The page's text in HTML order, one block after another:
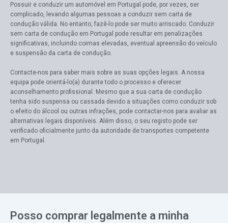
Possuir e conduzir um automóvel em Portugal pode, por vezes, ser
complicado, levando algumas pessoas a conduzir sem carta de
condução válida. No entanto, fazê-lo pode ser muito arriscado. Conduzir
sem carta de condução em Portugal pode resultar em penalizações
significativas, incluindo coimas elevadas, eventual apreensão do veículo
e suspensão da carta de condução.
Contacte-nos para saber mais sobre as suas opções legais. A nossa
equipa pode orientá-lo(a) durante todo o processo e oferecer
aconselhamento profissional. Mesmo que a sua carta de condução
tenha sido suspensa ou cassada devido a situações como conduzir sob
o efeito do álcool ou outras infrações, pode contactar-nos para avaliar as
alternativas legais disponíveis. Além disso, o seu registo pode ser
verificado oficialmente junto da autoridade de transportes competente
em Portugal.
Posso comprar legalmente a minha